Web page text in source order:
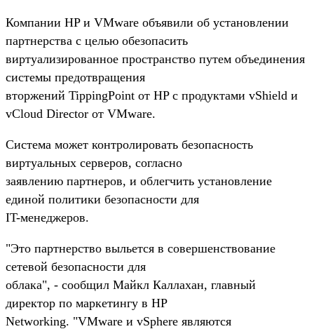
Компании HP и VMware объявили об установлении
партнерства с целью обезопасить
виртуализированное пространство путем объединения
системы предотвращения
вторжений TippingPoint от HP с продуктами vShield и
vCloud Director от VMware.
Система может контролировать безопасность
виртуальных серверов, согласно
заявлению партнеров, и облегчить установление
единой политики безопасности для
IT-менеджеров.
"Это партнерство выльется в совершенствование
сетевой безопасности для
облака", - сообщил Майкл Каллахан, главный
директор по маркетингу в HP
Networking. "VMware и vSphere являются